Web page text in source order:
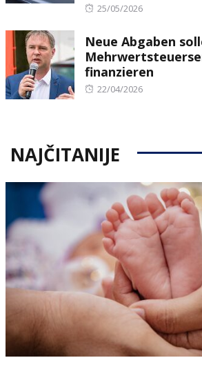
Posted
25/05/2026
Neue Abgaben
finanzieren
Posted
22/04/2026
NAJČITANIJE